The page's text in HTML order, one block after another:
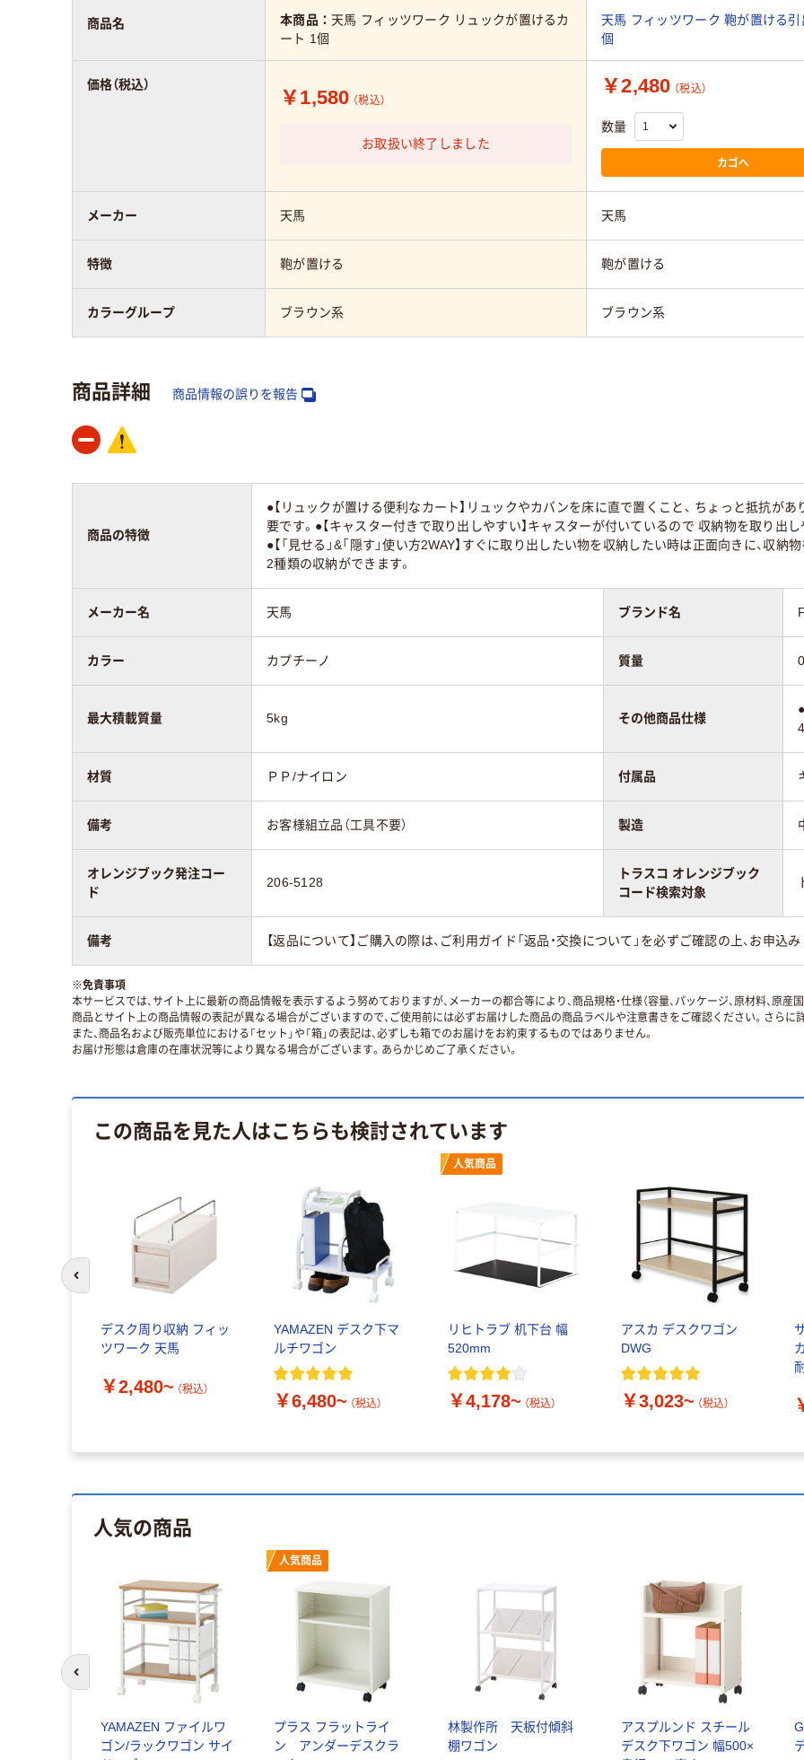
商品名 本商品： 天馬 フィッツワーク リュックが置けるカ
ート 1個
天馬 フィッツワーク 鞄が置ける引
個
価格（税込）
￥1,580 （税込）
お取扱い終了しました
￥2,480 （税込）
数量
カゴへ
メーカー 天馬 天馬
特徴 鞄が置ける 鞄が置ける
カラーグループ ブラウン系 ブラウン系
商品詳細 商品情報の誤りを報告
商品の特徴
●【リュックが置ける便利なカート】リュックやカバンを床に直で置くこと、 ちょっと抵抗が
要です。●【キャスター付きで取り出しやすい】キャスターが付いているので 収納物を取り出
●【「見せる」&「隠す」使い方2WAY】すぐに取り出したい物を収納したい時は正面向きに、収
2種類の収納ができます。
メーカー名 天馬 ブランド名
カラー カプチーノ 質量
最大積載質量 5kg その他商品仕様
材質 ＰＰ/ナイロン 付属品
備考 お客様組立品（工具不要） 製造
オレンジブック発注コー
ド
206-5128
トラスコ オレンジブック
コード検索対象
備考 【返品について】ご購入の際は、ご利用ガイド「返品・交換について」を必ずご確認の上、お申込み
※免責事項
本サービスでは、サイト上に最新の商品情報を表示するよう努めておりますが、メーカーの都合等により、商品規格・仕様（容量、パッケージ、原材料、原
商品とサイト上の商品情報の表記が異なる場合がございますので、ご使用前には必ずお届けした商品の商品ラベルや注意書きをご確認ください。さらに
また、商品名および販売単位における「セット」や「箱」の表記は、必ずしも箱でのお届けをお約束するものではありません。
お届け形態は倉庫の在庫状況等により異なる場合がございます。あらかじめご了承ください。
この商品を見た人はこちらも検討されています
デスク周り収納 フィッ
ツワーク 天馬
￥2,480~ （税込）
YAMAZEN デスク下マ
ルチワゴン
￥6,480~ （税込）
人気商品
リヒトラブ 机下台 幅
520mm
￥4,178~ （税込）
アスカ デスクワゴン
DWG
￥3,023~ （税込）
前のスライドへ
人気の商品
YAMAZEN ファイルワ
ゴン/ラックワゴン サイ
人気商品
プラス フラットライ
ン アンダーデスクラ
林製作所 天板付傾斜
棚ワゴン
アスプルンド スチール
デスク下ワゴン 幅500×
前のスライドへ